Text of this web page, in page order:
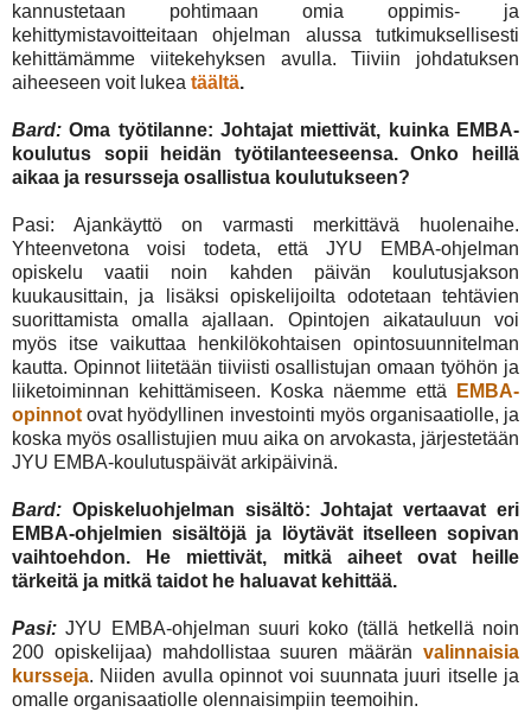
kannustetaan pohtimaan omia oppimis- ja
kehittymistavoitteitaan ohjelman alussa tutkimuksellisesti
kehittämämme viitekehyksen avulla. Tiiviin johdatuksen
aiheeseen voit lukea täältä.
Bard: Oma työtilanne: Johtajat miettivät, kuinka EMBA-
koulutus sopii heidän työtilanteeseensa. Onko heillä
aikaa ja resursseja osallistua koulutukseen?
Pasi: Ajankäyttö on varmasti merkittävä huolenaihe.
Yhteenvetona voisi todeta, että JYU EMBA-ohjelman
opiskelu vaatii noin kahden päivän koulutusjakson
kuukausittain, ja lisäksi opiskelijoilta odotetaan tehtävien
suorittamista omalla ajallaan. Opintojen aikatauluun voi
myös itse vaikuttaa henkilökohtaisen opintosuunnitelman
kautta. Opinnot liitetään tiiviisti osallistujan omaan työhön ja
liiketoiminnan kehittämiseen. Koska näemme että
EMBA-
opinnot ovat hyödyllinen investointi myös organisaatiolle, ja
koska myös osallistujien muu aika on arvokasta, järjestetään
JYU EMBA-koulutuspäivät arkipäivinä.
Bard: Opiskeluohjelman sisältö: Johtajat vertaavat eri
EMBA-ohjelmien sisältöjä ja löytävät itselleen sopivan
vaihtoehdon. He miettivät, mitkä aiheet ovat heille
tärkeitä ja mitkä taidot he haluavat kehittää.
Pasi: JYU EMBA-ohjelman suuri koko (tällä hetkellä noin
200 opiskelijaa) mahdollistaa suuren määrän valinnaisia
kursseja. Niiden avulla opinnot voi suunnata juuri itselle ja
omalle organisaatiolle olennaisimpiin teemoihin.